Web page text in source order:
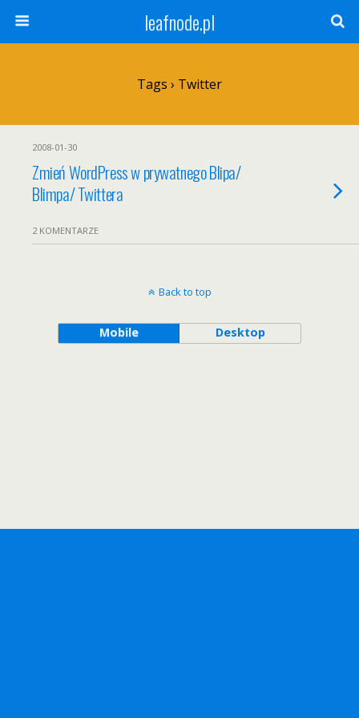
leafnode.pl
Tags › Twitter
2008-01-30
Zmień WordPress w prywatnego Blipa/
Blimpa/ Twittera
2 KOMENTARZE
Back to top
Mobile Desktop